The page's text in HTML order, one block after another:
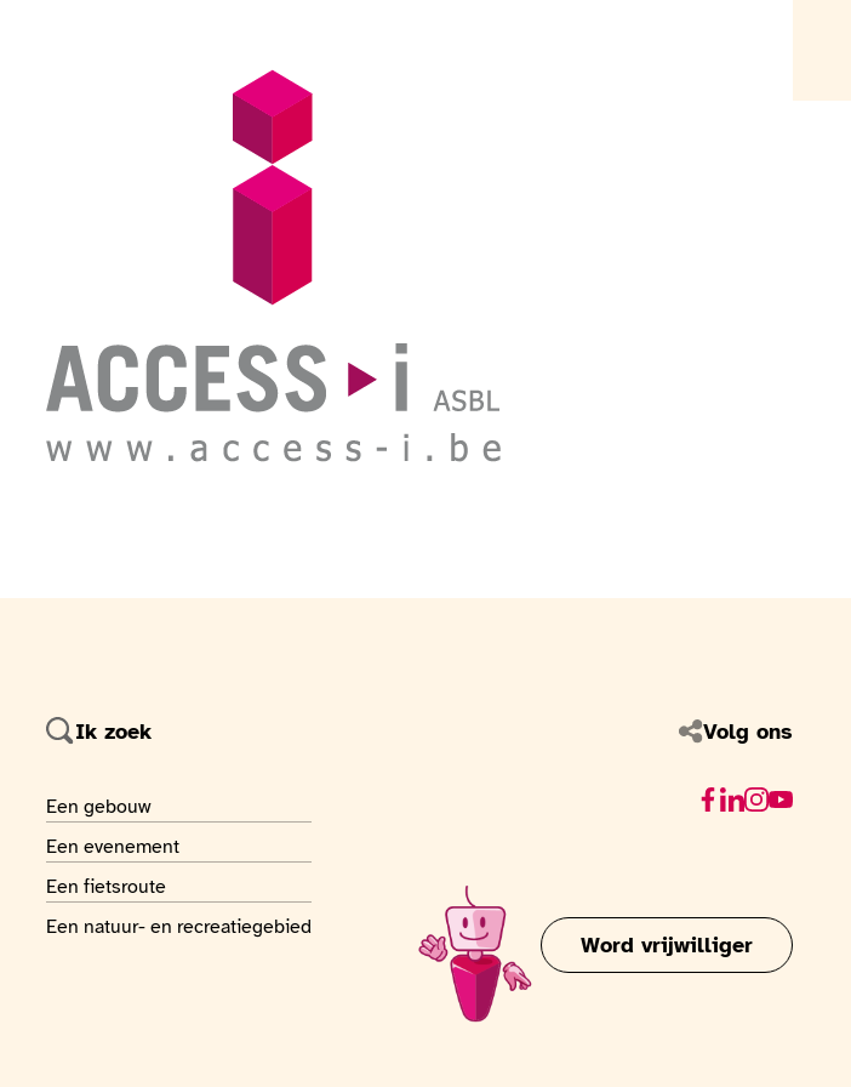
Ik zoek
Je recherche
Een gebouw
Je recherche
Een evenement
Je recherche
Een fietsroute
Je recherche
Een natuur- en recreatiegebied
Volg ons
Facebook
Linkedin
Instagram
Youtube
Word vrijwilliger